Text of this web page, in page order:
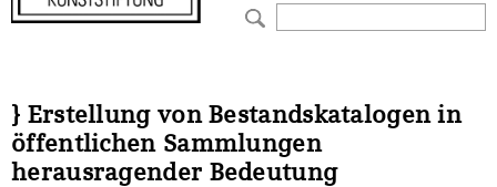
} Erstellung von Bestandskatalogen in
öffentlichen Sammlungen
herausragender Bedeutung
Presse und Neuigkeiten
Werkverzeichnisse